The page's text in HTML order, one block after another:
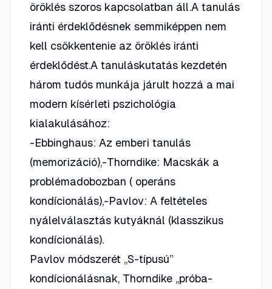
öröklés szoros kapcsolatban áll.A tanulás
iránti érdeklődésnek semmiképpen nem
kell csökkentenie az öröklés iránti
érdeklődést.A tanuláskutatás kezdetén
három tudós munkája járult hozzá a mai
modern kísérleti pszichológia
kialakulásához:
-Ebbinghaus: Az emberi tanulás
(memorizáció),-Thorndike: Macskák a
problémadobozban ( operáns
kondícionálás),-Pavlov: A feltételes
nyálelválasztás kutyáknál (klasszikus
kondícionálás).
Pavlov módszerét „S-típusú”
kondícionálásnak, Thorndike „próba-